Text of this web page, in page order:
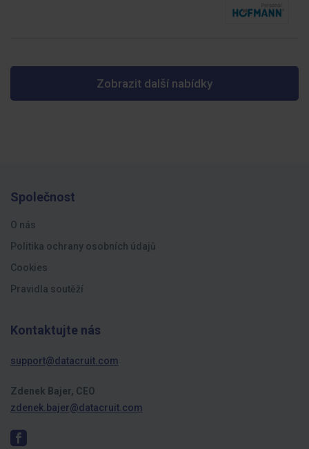
Zobrazit další nabídky
Společnost
O nás
Politika ochrany osobních údajů
Cookies
Pravidla soutěží
Kontaktujte nás
support@datacruit.com
Zdenek Bajer, CEO
zdenek.bajer@datacruit.com